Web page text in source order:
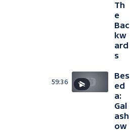
Th
e
Bac
kw
ard
s
59:36
Bes
ed
a:
Gal
ash
ow